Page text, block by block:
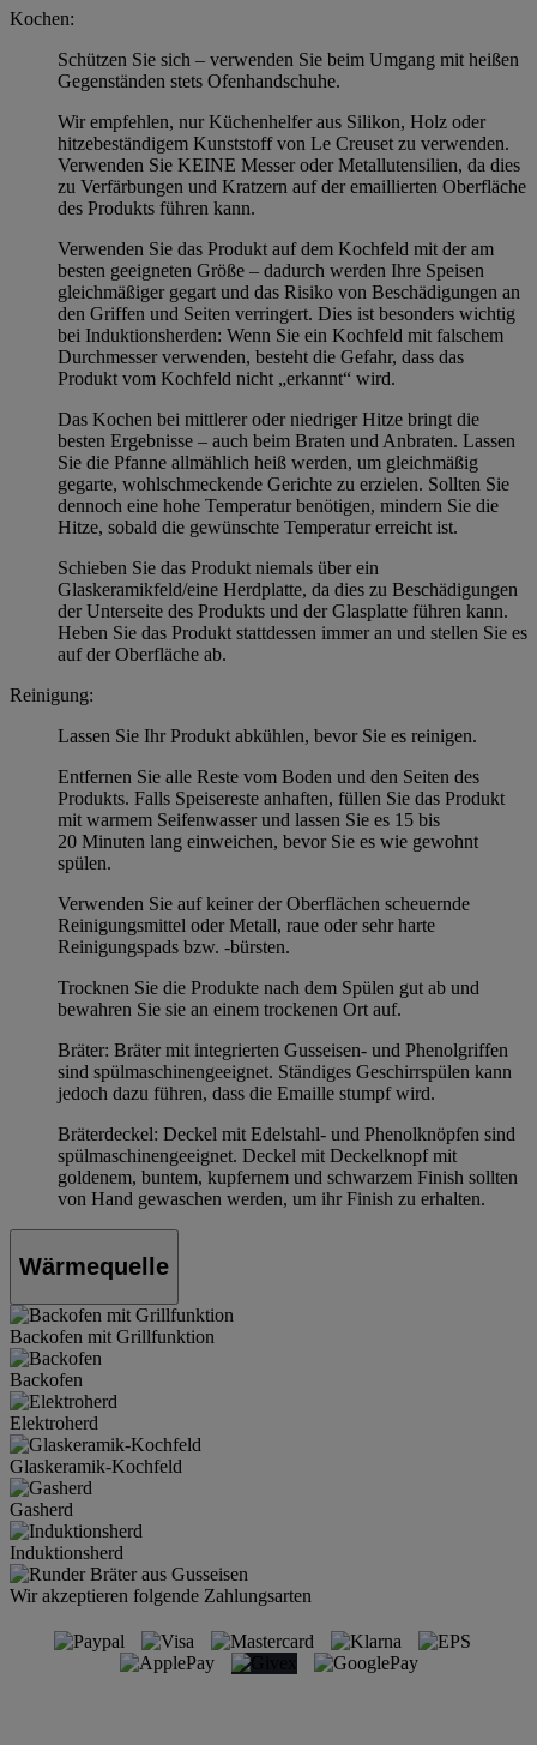
Kochen:
Schützen Sie sich – verwenden Sie beim Umgang mit heißen
Gegenständen stets Ofenhandschuhe.
Wir empfehlen, nur Küchenhelfer aus Silikon, Holz oder
hitzebeständigem Kunststoff von Le Creuset zu verwenden.
Verwenden Sie KEINE Messer oder Metallutensilien, da dies
zu Verfärbungen und Kratzern auf der emaillierten Oberfläche
des Produkts führen kann.
Verwenden Sie das Produkt auf dem Kochfeld mit der am
besten geeigneten Größe – dadurch werden Ihre Speisen
gleichmäßiger gegart und das Risiko von Beschädigungen an
den Griffen und Seiten verringert. Dies ist besonders wichtig
bei Induktionsherden: Wenn Sie ein Kochfeld mit falschem
Durchmesser verwenden, besteht die Gefahr, dass das
Produkt vom Kochfeld nicht „erkannt“ wird.
Das Kochen bei mittlerer oder niedriger Hitze bringt die
besten Ergebnisse – auch beim Braten und Anbraten. Lassen
Sie die Pfanne allmählich heiß werden, um gleichmäßig
gegarte, wohlschmeckende Gerichte zu erzielen. Sollten Sie
dennoch eine hohe Temperatur benötigen, mindern Sie die
Hitze, sobald die gewünschte Temperatur erreicht ist.
Schieben Sie das Produkt niemals über ein
Glaskeramikfeld/eine Herdplatte, da dies zu Beschädigungen
der Unterseite des Produkts und der Glasplatte führen kann.
Heben Sie das Produkt stattdessen immer an und stellen Sie es
auf der Oberfläche ab.
Reinigung:
Lassen Sie Ihr Produkt abkühlen, bevor Sie es reinigen.
Entfernen Sie alle Reste vom Boden und den Seiten des
Produkts. Falls Speisereste anhaften, füllen Sie das Produkt
mit warmem Seifenwasser und lassen Sie es 15 bis
20 Minuten lang einweichen, bevor Sie es wie gewohnt
spülen.
Verwenden Sie auf keiner der Oberflächen scheuernde
Reinigungsmittel oder Metall, raue oder sehr harte
Reinigungspads bzw. -bürsten.
Trocknen Sie die Produkte nach dem Spülen gut ab und
bewahren Sie sie an einem trockenen Ort auf.
Bräter: Bräter mit integrierten Gusseisen- und Phenolgriffen
sind spülmaschinengeeignet. Ständiges Geschirrspülen kann
jedoch dazu führen, dass die Emaille stumpf wird.
Bräterdeckel: Deckel mit Edelstahl- und Phenolknöpfen sind
spülmaschinengeeignet. Deckel mit Deckelknopf mit
goldenem, buntem, kupfernem und schwarzem Finish sollten
von Hand gewaschen werden, um ihr Finish zu erhalten.
Wärmequelle
Backofen mit Grillfunktion
Backofen
Elektroherd
Glaskeramik-Kochfeld
Gasherd
Induktionsherd
Wir akzeptieren folgende Zahlungsarten